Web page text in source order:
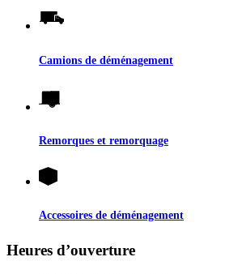
Camions de déménagement
Remorques et remorquage
Accessoires de déménagement
Heures d’ouverture